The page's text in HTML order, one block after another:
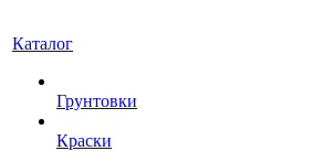
Каталог
Грунтовки
Краски